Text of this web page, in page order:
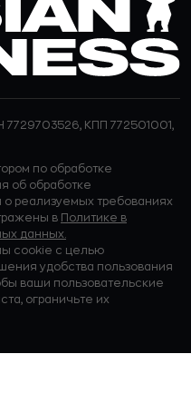
КПП 772501001,
по обработке
об обработке
реализуемых требованиях
в Политике в
данных.
cookie с целью
удобства пользования
ваши пользовательские
ограничьте их